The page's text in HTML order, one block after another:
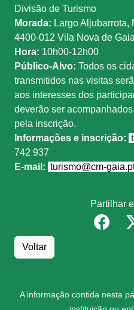
Divisão de Turismo
Morada: Largo Aljubarrota,
4400-012 Vila Nova de Gaia
Hora: 10h00-12h00
Público-Alvo: Todos os
transmitidos nas visitas
aos interesses dos
deverão ser
pela inscrição.
Informações e inscrição:
742 937
E-mail: turismo@cm-
Partilhar
Voltar
A informação contida nesta